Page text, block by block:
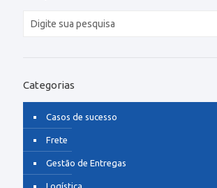
Categorias
Casos de sucesso
Frete
Gestão de Entregas
Logística